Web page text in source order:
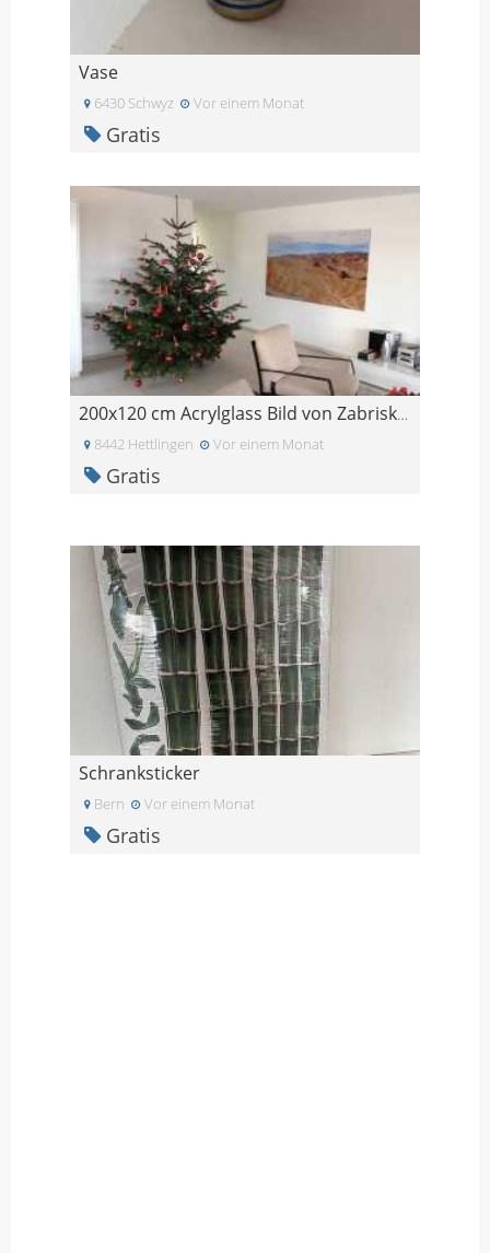
Vase
6430 Schwyz Vor einem Monat
Gratis
200x120 cm Acrylglass Bild von Zabriskie Point
8442 Hettlingen Vor einem Monat
Gratis
Schranksticker
Bern Vor einem Monat
Gratis